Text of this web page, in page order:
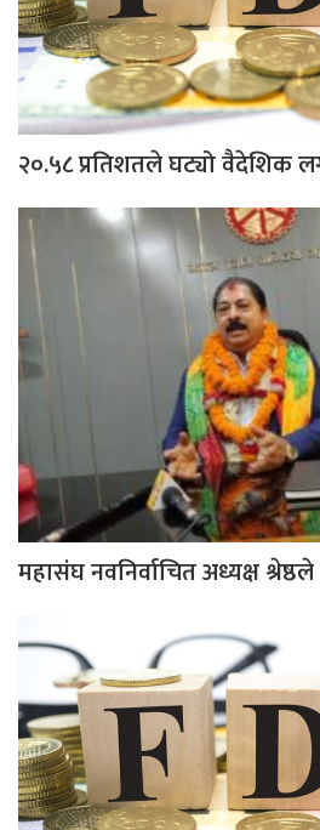
२०.५८ प्रतिशतले घट्यो वैदेशिक
महासंघ नवनिर्वाचित अध्यक्ष